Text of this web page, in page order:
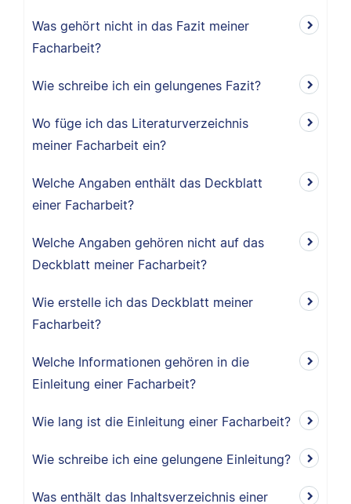
Was gehört nicht in das Fazit meiner
Facharbeit?
Wie schreibe ich ein gelungenes Fazit?
Wo füge ich das Literaturverzeichnis
meiner Facharbeit ein?
Welche Angaben enthält das Deckblatt
einer Facharbeit?
Welche Angaben gehören nicht auf das
Deckblatt meiner Facharbeit?
Wie erstelle ich das Deckblatt meiner
Facharbeit?
Welche Informationen gehören in die
Einleitung einer Facharbeit?
Wie lang ist die Einleitung einer Facharbeit?
Wie schreibe ich eine gelungene Einleitung?
Was enthält das Inhaltsverzeichnis einer